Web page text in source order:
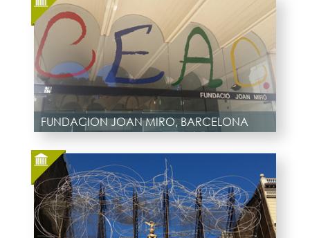
FUNDACION JOAN MIRO, BARCELONA